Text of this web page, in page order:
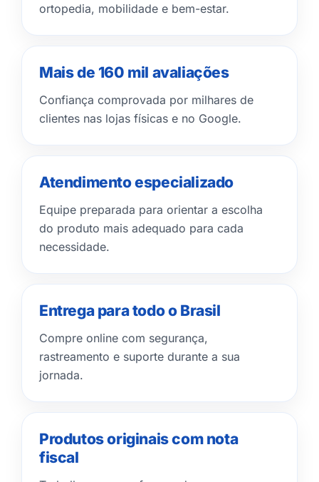
ortopedia, mobilidade e bem-estar.
Mais de 160 mil avaliações
Confiança comprovada por milhares de
clientes nas lojas físicas e no Google.
Atendimento especializado
Equipe preparada para orientar a escolha
do produto mais adequado para cada
necessidade.
Entrega para todo o Brasil
Compre online com segurança,
rastreamento e suporte durante a sua
jornada.
Produtos originais com nota
fiscal